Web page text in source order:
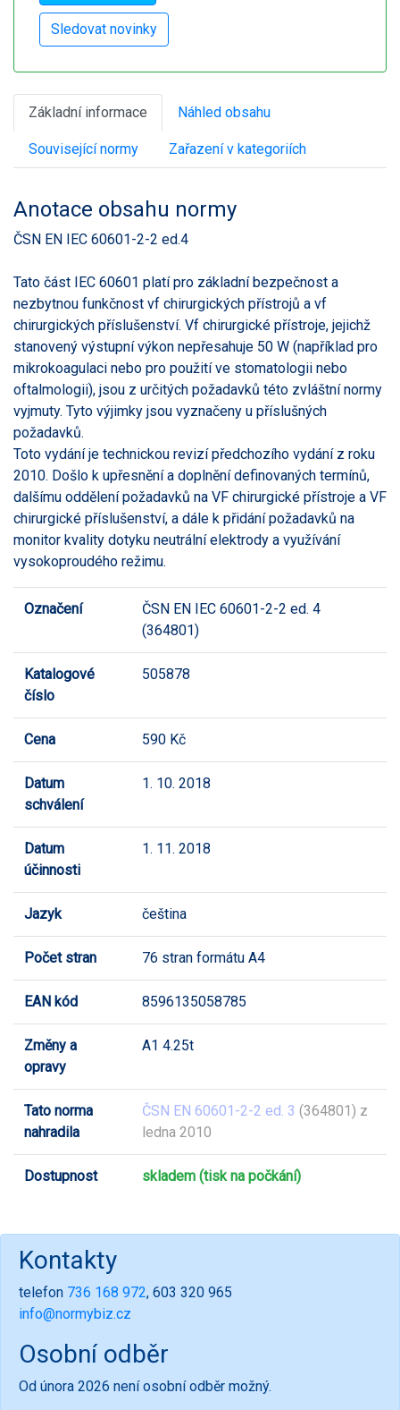
Základní informace Náhled obsahu
Související normy Zařazení v kategoriích
Anotace obsahu normy
ČSN EN IEC 60601-2-2 ed.4
Tato část IEC 60601 platí pro základní bezpečnost a
nezbytnou funkčnost vf chirurgických přístrojů a vf
chirurgických příslušenství. Vf chirurgické přístroje, jejichž
stanovený výstupní výkon nepřesahuje 50 W (například pro
mikrokoagulaci nebo pro použití ve stomatologii nebo
oftalmologii), jsou z určitých požadavků této zvláštní normy
vyjmuty. Tyto výjimky jsou vyznačeny u příslušných
požadavků.
Toto vydání je technickou revizí předchozího vydání z roku
2010. Došlo k upřesnění a doplnění definovaných termínů,
dalšímu oddělení požadavků na VF chirurgické přístroje a VF
chirurgické příslušenství, a dále k přidání požadavků na
monitor kvality dotyku neutrální elektrody a využívání
vysokoproudého režimu.
Označení
ČSN EN IEC 60601-2-2 ed. 4
(364801)
Katalogové
číslo
505878
Cena 590 Kč
Datum
schválení
1. 10. 2018
Datum
účinnosti
1. 11. 2018
Jazyk čeština
Počet stran 76 stran formátu A4
EAN kód 8596135058785
Změny a
opravy
A1 4.25t
Tato norma
nahradila
ČSN EN 60601-2-2 ed. 3 (364801) z
ledna 2010
Dostupnost skladem (tisk na počkání)
Kontakty
telefon 736 168 972, 603 320 965
info@normybiz.cz
Osobní odběr
Od února 2026 není osobní odběr možný.